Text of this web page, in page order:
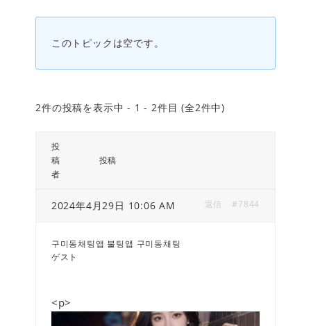
このトピックは空です。
2件の投稿を表示中 - 1 - 2件目 (全2件中)
投
稿
者
投稿
2024年4月29日 10:06 AM #7844
返信
구미동채팅앱 불팅앱 구미동채팅
ゲスト
<p>